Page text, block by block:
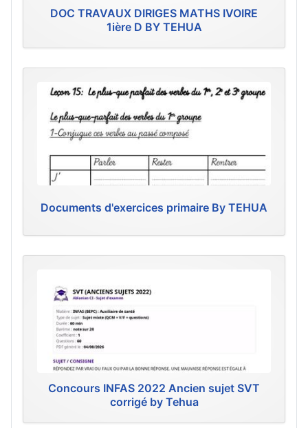
DOC TRAVAUX DIRIGES MATHS IVOIRE
1ière D BY TEHUA
Documents d'exercices primaire By TEHUA
Concours INFAS 2022 Ancien sujet SVT
corrigé by Tehua